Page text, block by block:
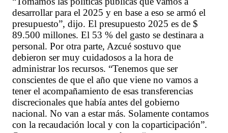
desarrollar para el 2025 y en base a eso se armó el
presupuesto”, dijo. El presupuesto 2025 es de $
89.500 millones. El 53 % del gasto se destinara a
personal. Por otra parte, Azcué sostuvo que
debieron ser muy cuidadosos a la hora de
administrar los recursos. “Tenemos que ser
conscientes de que el año que viene no vamos a
tener el acompañamiento de esas transferencias
discrecionales que había antes del gobierno
nacional. No van a estar más. Solamente contamos
con la recaudación local y con la coparticipación”.